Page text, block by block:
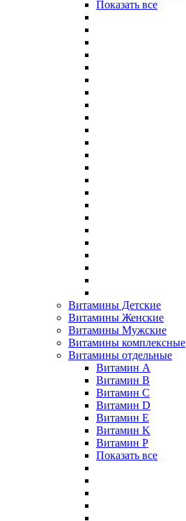
Показать все
Витамины Детские
Витамины Женские
Витамины Мужские
Витамины комплексные
Витамины отдельные
Витамин A
Витамин B
Витамин C
Витамин D
Витамин E
Витамин K
Витамин P
Показать все